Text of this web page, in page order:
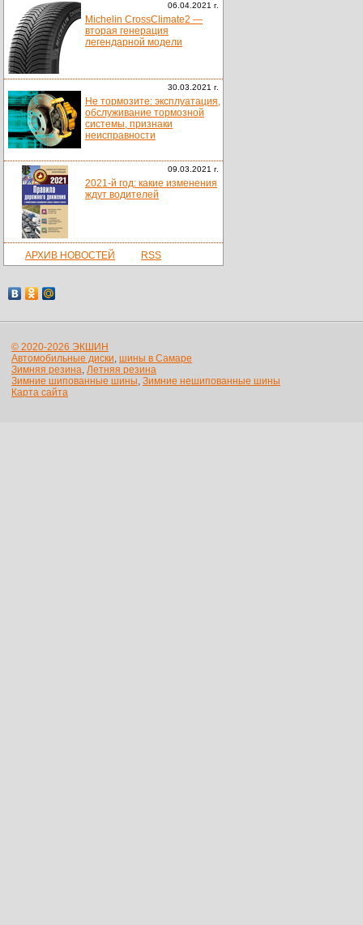
06.04.2021 г.
Michelin CrossClimate2 —
вторая генерация
легендарной модели
30.03.2021 г.
Не тормозите: эксплуатация,
обслуживание тормозной
системы, признаки
неисправности
09.03.2021 г.
2021-й год: какие изменения
ждут водителей
АРХИВ НОВОСТЕЙ RSS
© 2020-2026 ЭКШИН
Автомобильные диски, шины в Самаре
Зимняя резина, Летняя резина
Зимние шипованные шины, Зимние нешипованные шины
Карта сайта